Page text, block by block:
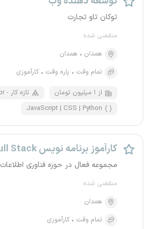
توکان تاو تجارت
منقضی شده
همدان
همدان
تمام وقت
پاره وقت کارآموزی
از ۱ میلیون تومان
junior - تازه کار
JavaScript | CSS | Python
کارآموز برنامه نویس Full Stack
مجموعه فعال در حوزه فناوری اطلاعات
منقضی شده
همدان
تمام وقت
کارآموزی